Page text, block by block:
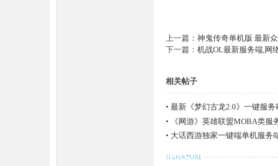
上一篇： 神鬼传奇单机版 最新
下一篇： 机战OL最新服务端,网
相关帖子
• 最新《梦幻古龙2.0》一键服
•
《网游》英雄联盟MOBA类服
• 大话西游独家一键端单机服务